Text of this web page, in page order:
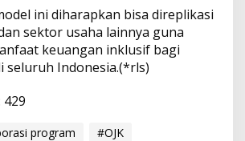
ini diharapkan bisa direplikasi
sektor usaha lainnya guna
keuangan inklusif bagi
seluruh Indonesia.(*rls)
429
program
#OJK